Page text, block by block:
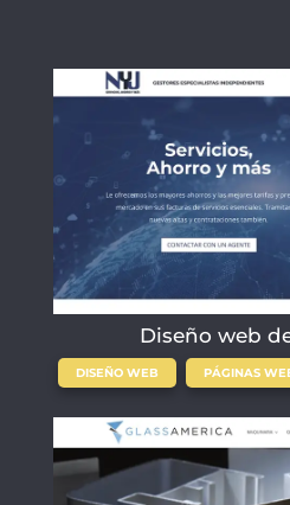
Diseño web
DISEÑO WEB
,
PÁGINAS